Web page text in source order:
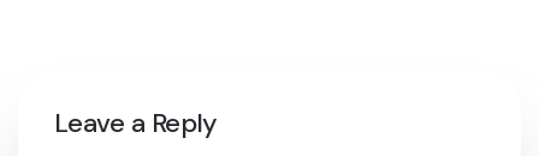
Leave a Reply